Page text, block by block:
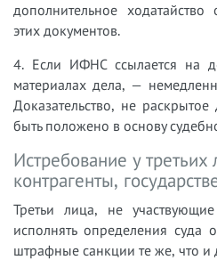
дополнительное
этих документов.
4. Если ИФНС ссылается на
материалах дела, —
Доказательство, не
быть положено в основу
Истребование у третьих
контрагенты,
Третьи лица, не
исполнять определения суда
штрафные санкции те же, что и